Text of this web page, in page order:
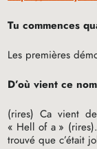
Tu commences
Les premières
D’où vient ce nom
(rires) Ca vient
« Hell of a »
trouvé que c’était